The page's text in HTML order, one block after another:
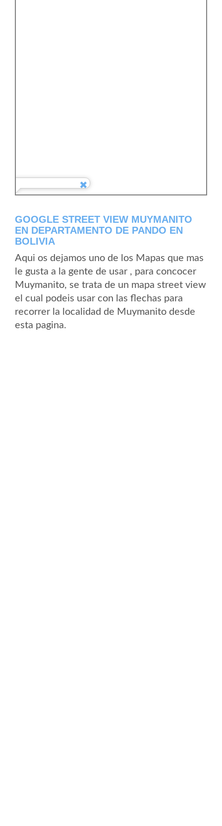
GOOGLE STREET VIEW MUYMANITO
EN DEPARTAMENTO DE PANDO EN
BOLIVIA
Aqui os dejamos uno de los Mapas que mas
le gusta a la gente de usar , para concocer
Muymanito, se trata de un mapa street view
el cual podeis usar con las flechas para
recorrer la localidad de Muymanito desde
esta pagina.